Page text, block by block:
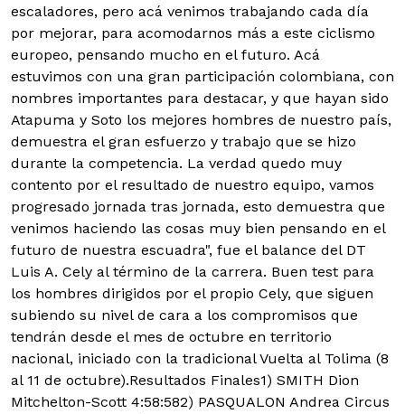
escaladores, pero acá venimos trabajando cada día
por mejorar, para acomodarnos más a este ciclismo
europeo, pensando mucho en el futuro. Acá
estuvimos con una gran participación colombiana, con
nombres importantes para destacar, y que hayan sido
Atapuma y Soto los mejores hombres de nuestro país,
demuestra el gran esfuerzo y trabajo que se hizo
durante la competencia. La verdad quedo muy
contento por el resultado de nuestro equipo, vamos
progresado jornada tras jornada, esto demuestra que
venimos haciendo las cosas muy bien pensando en el
futuro de nuestra escuadra", fue el balance del DT
Luis A. Cely al término de la carrera. Buen test para
los hombres dirigidos por el propio Cely, que siguen
subiendo su nivel de cara a los compromisos que
tendrán desde el mes de octubre en territorio
nacional, iniciado con la tradicional Vuelta al Tolima (8
al 11 de octubre).Resultados Finales1) SMITH Dion
Mitchelton-Scott 4:58:582) PASQUALON Andrea Circus